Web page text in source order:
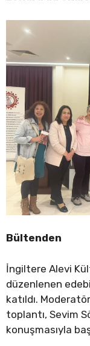
Bültenden
İngiltere Alevi
düzenlenen
katıldı.
toplantı, Sevim
konuşmasıyla